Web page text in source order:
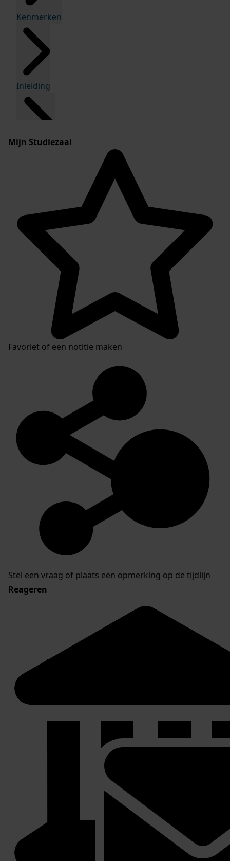
Kenmerken
Inleiding
Mijn Studiezaal
Favoriet of een notitie maken
Stel een vraag of plaats een opmerking op de tijdlijn
Reageren